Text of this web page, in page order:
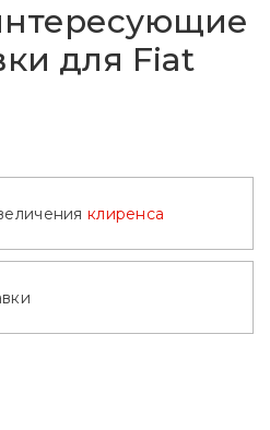
2025 2026
для Fiat
клиренса